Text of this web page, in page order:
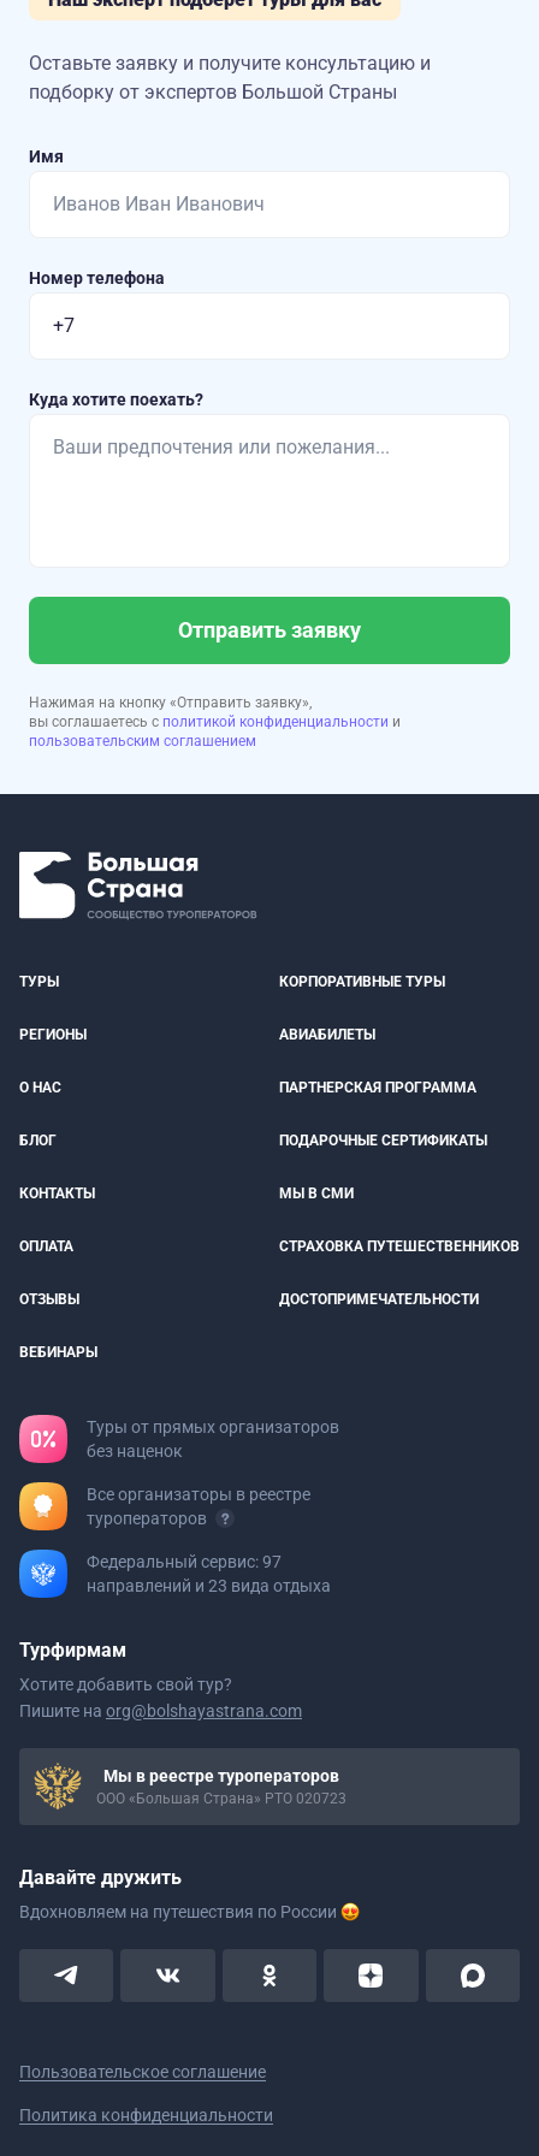
Оставьте заявку и получите консультацию и
подборку от экспертов Большой Страны
Имя
Номер телефона
Куда хотите поехать?
Отправить заявку
Нажимая на кнопку «Отправить заявку»,
вы соглашаетесь с политикой конфиденциальности и
пользовательским соглашением
ТУРЫ КОРПОРАТИВНЫЕ ТУРЫ
РЕГИОНЫ АВИАБИЛЕТЫ
О НАС ПАРТНЕРСКАЯ ПРОГРАММА
БЛОГ ПОДАРОЧНЫЕ СЕРТИФИКАТЫ
КОНТАКТЫ МЫ В СМИ
ОПЛАТА СТРАХОВКА ПУТЕШЕСТВЕННИКОВ
ОТЗЫВЫ ДОСТОПРИМЕЧАТЕЛЬНОСТИ
ВЕБИНАРЫ
Туры от прямых организаторов
без наценок
Все организаторы в реестре
туроператоров
Федеральный сервис: 97
направлений и 23 вида отдыха
Турфирмам
Хотите добавить свой тур?
Пишите на org@bolshayastrana.com
Мы в реестре туроператоров
ООО «Большая Страна» РТО 020723
Давайте дружить
Вдохновляем на путешествия по России
Пользовательское соглашение
Политика конфиденциальности